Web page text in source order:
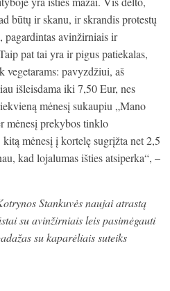
būtų ir skanu, ir skrandis protestų
pagardintas avinžirniais ir
pat tai yra ir pigus patiekalas,
vegetarams: pavyzdžiui, aš
išleisdama iki 7,50 Eur, nes
mėnesį sukaupiu „Mano
mėnesį prekybos tinklo
mėnesį į kortelę sugrįžta net 2,5
kad lojalumas išties atsiperka“, –
Stankuvės naujai atrastą
su avinžirniais leis pasimėgauti
su kaparėliais suteiks